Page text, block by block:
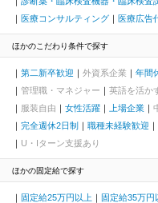
医療コンサルティング
医療広告
ほかのこだわり条件で探す
第二新卒歓迎 外資系企業 年間
管理職・マネジャー
英語を活か
服装自由
女性活躍 上場企業
完全週休2日制
職種未経験歓迎
U・Iターン支援あり
ほかの固定給で探す
固定給25万円以上 固定給35万円